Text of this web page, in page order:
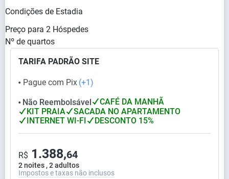
Condições de Estadia
Preço para 2 Hóspedes
Nº de quartos
TARIFA PADRÃO SITE
⬤ Pague com Pix (+1)
⬤ Não Reembolsável
CAFÉ DA MANHÃ
KIT PRAIA
SACADA NO APARTAMENTO
INTERNET WI-FI
DESCONTO 15%
2 noites , 2 adultos
R$ 1.388,64
Impostos e taxas não inclusos